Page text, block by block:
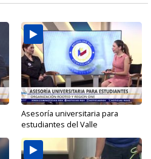
Asesoría universitaria para
estudiantes del Valle